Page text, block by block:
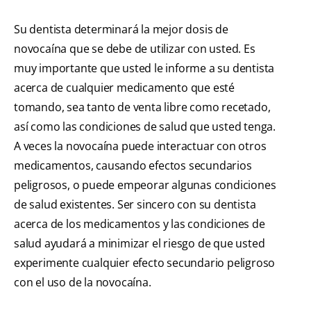
Su dentista determinará la mejor dosis de
novocaína que se debe de utilizar con usted. Es
muy importante que usted le informe a su dentista
acerca de cualquier medicamento que esté
tomando, sea tanto de venta libre como recetado,
así como las condiciones de salud que usted tenga.
A veces la novocaína puede interactuar con otros
medicamentos, causando efectos secundarios
peligrosos, o puede empeorar algunas condiciones
de salud existentes. Ser sincero con su dentista
acerca de los medicamentos y las condiciones de
salud ayudará a minimizar el riesgo de que usted
experimente cualquier efecto secundario peligroso
con el uso de la novocaína.